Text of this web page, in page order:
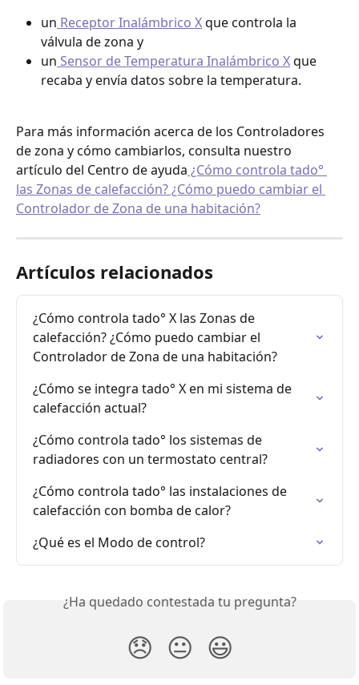
un Receptor Inalámbrico X que controla la
válvula de zona y
un Sensor de Temperatura Inalámbrico X que
recaba y envía datos sobre la temperatura.
Para más información acerca de los Controladores
de zona y cómo cambiarlos, consulta nuestro
artículo del Centro de ayuda ¿Cómo controla tado°
las Zonas de calefacción? ¿Cómo puedo cambiar el
Controlador de Zona de una habitación?
Artículos relacionados
¿Cómo controla tado° X las Zonas de
calefacción? ¿Cómo puedo cambiar el
Controlador de Zona de una habitación?
¿Cómo se integra tado° X en mi sistema de
calefacción actual?
¿Cómo controla tado° los sistemas de
radiadores con un termostato central?
¿Cómo controla tado° las instalaciones de
calefacción con bomba de calor?
¿Qué es el Modo de control?
¿Ha quedado contestada tu pregunta?
😞 😐 😃